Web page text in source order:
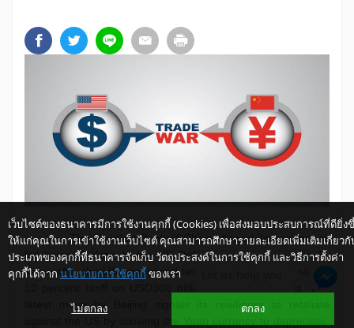
The People's Bank of China allowed its currency to
fall below 7 Yuan to the US Dollar for the first time in 11
years after the US announced last week that it would slap a
10 percent tariff on USD300 billion of Chinese goods. The
latest move by Beijing signals its readiness to retaliate
เว็บไซต์ของธนาคารมีการใช้งานคุกกี้ (Cookies) เพื่อส่งมอบประสบการณ์ที่ดียิ่ง
ให้แก่คุณในการเข้าใช้งานเว็บไซต์ คุณสามารถศึกษารายละเอียดเพิ่มเติมเกี่ยวกั
ประเภทของคุกกี้ที่ธนาคารจัดเก็บ วัตถุประสงค์ในการใช้คุกกี้ และวิธีการตั้งค่า
คุกกี้ได้จาก นโยบายการใช้คุกกี้ ของเรา
ไม่ตกลง ตกลง